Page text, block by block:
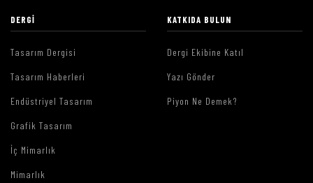
DERGI
Tasarım Dergisi
Tasarım Haberleri
Endüstriyel Tasarım
Grafik Tasarım
İç Mimarlık
Mimarlık
KATKIDA BULUN
Dergi Ekibine Katıl
Yazı Gönder
Piyon Ne Demek?